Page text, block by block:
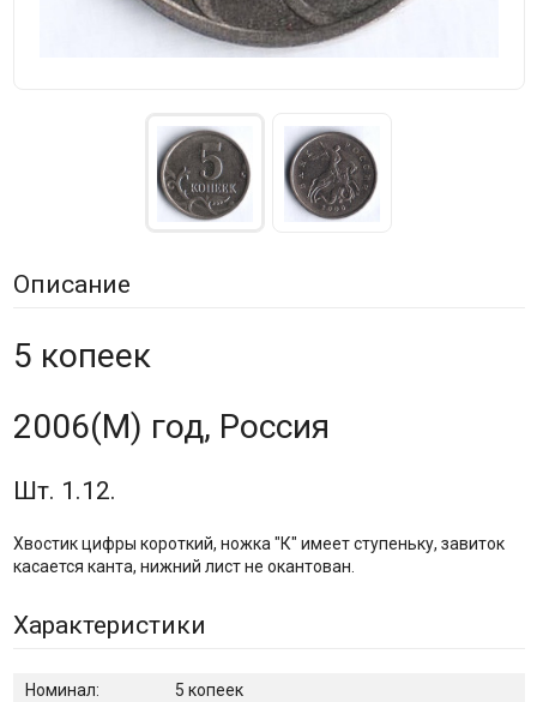
Описание
5 копеек
2006(М) год, Россия
Шт. 1.12.
Хвостик цифры короткий, ножка "К" имеет ступеньку, завиток
касается канта, нижний лист не окантован.
Характеристики
Номинал:
5 копеек